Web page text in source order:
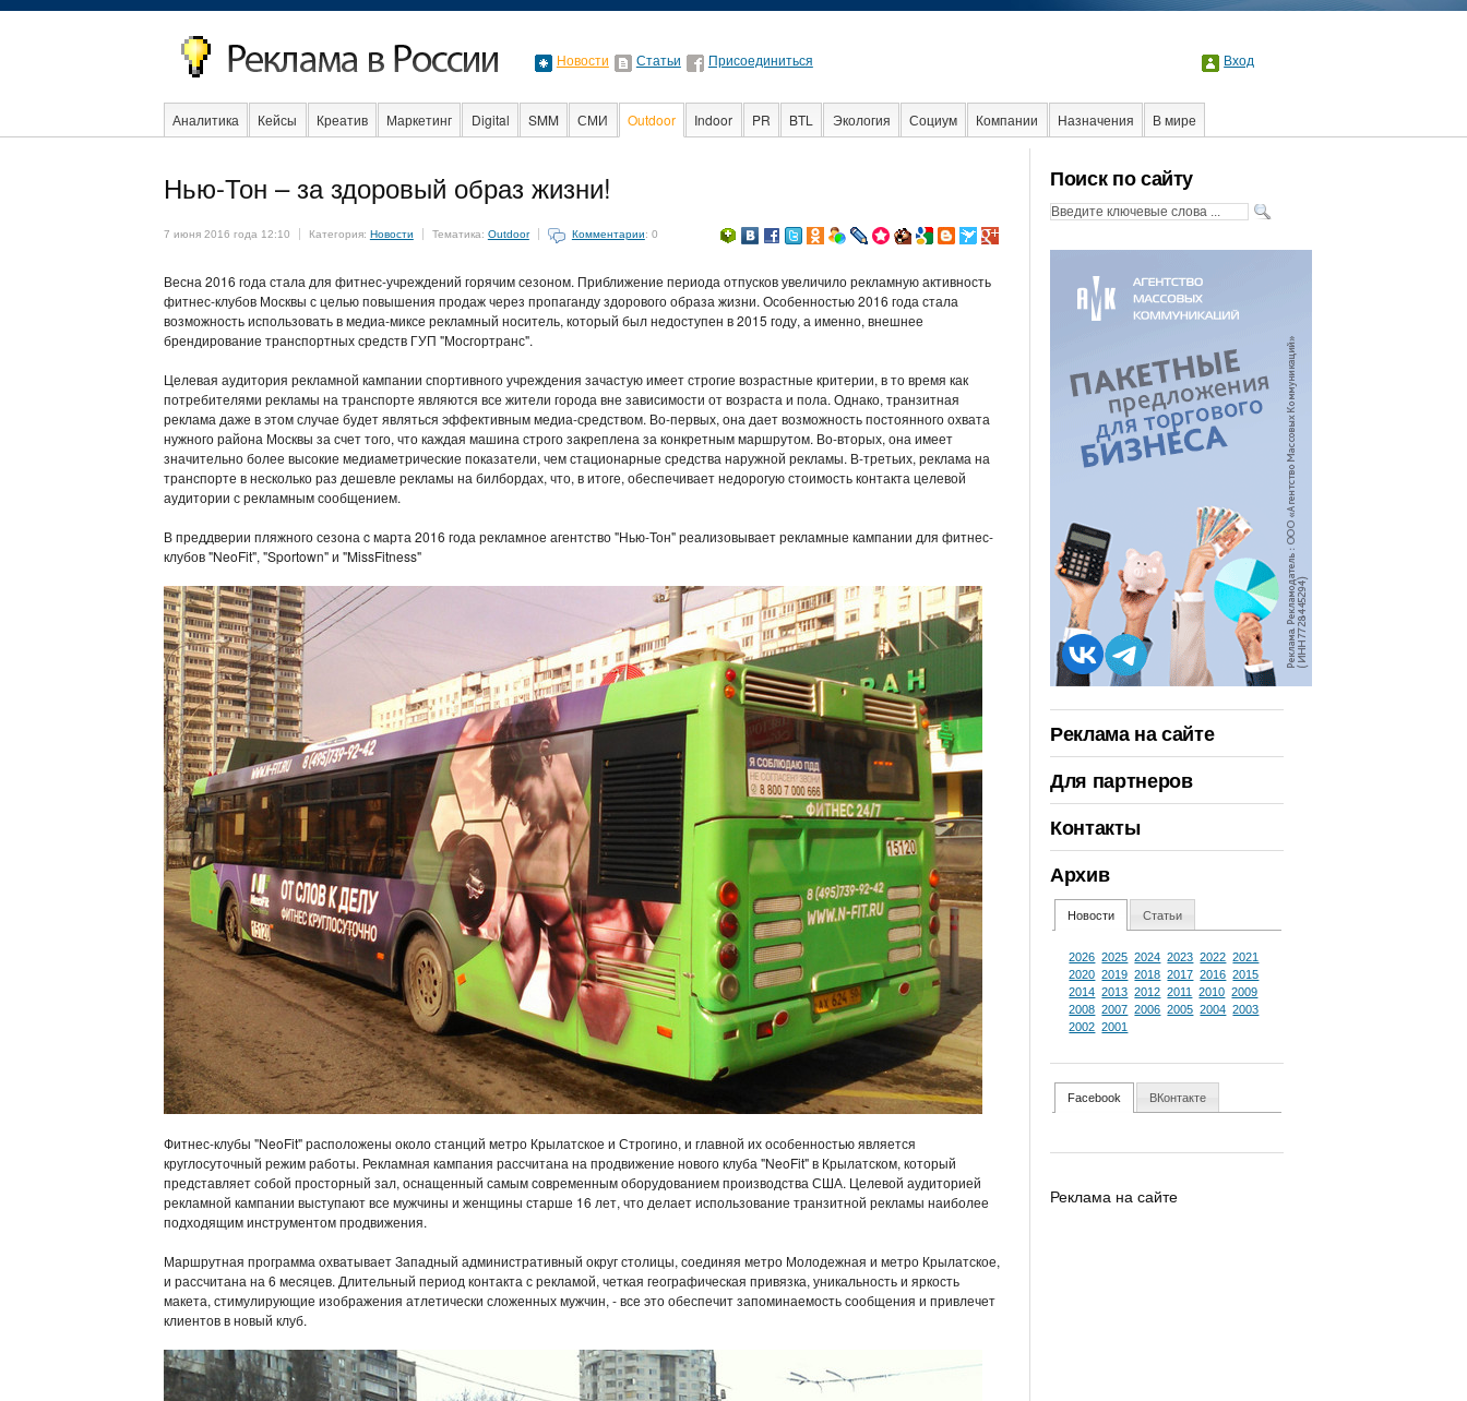
Новости Статьи Присоединиться Вход
Аналитика Кейсы Креатив Маркетинг Digital SMM СМИ Outdoor Indoor PR BTL Экология Социум Компании Назначения
В мире
Стартапы
Интернет
Поиск по сайту
Реклама на сайте
Для партнеров
Контакты
Архив
Новости Статьи
2026 2025 2024 2023 2022 2021
2020 2019 2018 2017 2016 2015
2014 2013 2012 2011 2010 2009
2008 2007 2006 2005 2004 2003
2002 2001
Facebook ВКонтакте
Реклама на сайте
Нью-Тон – за здоровый образ жизни!
7 июня 2016 года 12:10 Категория: Новости Тематика: Outdoor Комментарии: 0
Весна 2016 года стала для фитнес-учреждений горячим сезоном. Приближение периода отпусков увеличило рекламную активность
фитнес-клубов Москвы с целью повышения продаж через пропаганду здорового образа жизни. Особенностью 2016 года стала
возможность использовать в медиа-миксе рекламный носитель, который был недоступен в 2015 году, а именно, внешнее
брендирование транспортных средств ГУП "Мосгортранс".
Целевая аудитория рекламной кампании спортивного учреждения зачастую имеет строгие возрастные критерии, в то время как
потребителями рекламы на транспорте являются все жители города вне зависимости от возраста и пола. Однако, транзитная
реклама даже в этом случае будет являться эффективным медиа-средством. Во-первых, она дает возможность постоянного охвата
нужного района Москвы за счет того, что каждая машина строго закреплена за конкретным маршрутом. Во-вторых, она имеет
значительно более высокие медиаметрические показатели, чем стационарные средства наружной рекламы. В-третьих, реклама на
транспорте в несколько раз дешевле рекламы на билбордах, что, в итоге, обеспечивает недорогую стоимость контакта целевой
аудитории с рекламным сообщением.
В преддверии пляжного сезона c марта 2016 года рекламное агентство "Нью-Тон" реализовывает рекламные кампании для фитнес-
клубов "NeoFit", "Sportown" и "MissFitness"
Фитнес-клубы "NeoFit" расположены около станций метро Крылатское и Строгино, и главной их особенностью является
круглосуточный режим работы. Рекламная кампания рассчитана на продвижение нового клуба "NeoFit" в Крылатском, который
представляет собой просторный зал, оснащенный самым современным оборудованием производства США. Целевой аудиторией
рекламной кампании выступают все мужчины и женщины старше 16 лет, что делает использование транзитной рекламы наиболее
подходящим инструментом продвижения.
Маршрутная программа охватывает Западный административный округ столицы, соединяя метро Молодежная и метро Крылатское,
и рассчитана на 6 месяцев. Длительный период контакта с рекламой, четкая географическая привязка, уникальность и яркость
макета, стимулирующие изображения атлетически сложенных мужчин, - все это обеспечит запоминаемость сообщения и привлечет
клиентов в новый клуб.